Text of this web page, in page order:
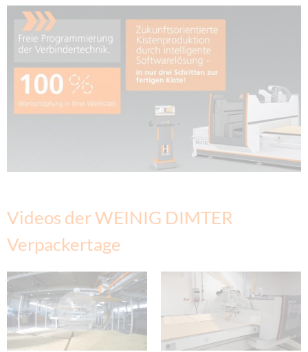
Videos der WEINIG DIMTER
Verpackertage